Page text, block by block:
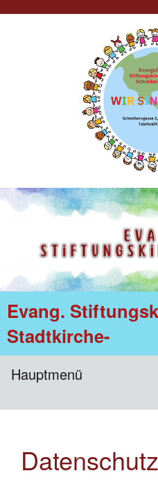
Evang.
Stadtkirche-
Hauptmenü
Datenschutz